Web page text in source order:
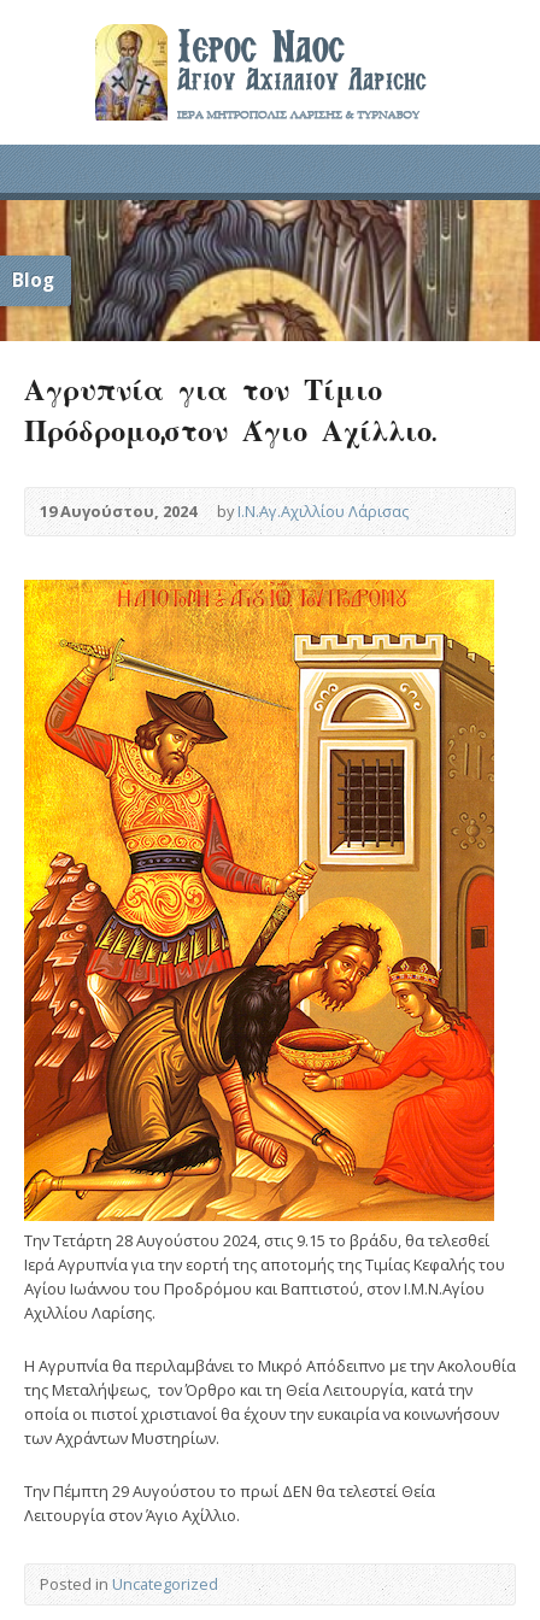
Blog
Αγρυπνία για τον Τίμιο
Πρόδρομο,στον Άγιο Αχίλλιο.
19 Αυγούστου, 2024 byΙ.Ν.Αγ.Αχιλλίου Λάρισας
Την Τετάρτη 28 Αυγούστου 2024, στις 9.15 το βράδυ, θα τελεσθεί
Ιερά Αγρυπνία για την εορτή της αποτομής της Τιμίας Κεφαλής του
Αγίου Ιωάννου του Προδρόμου και Βαπτιστού, στον Ι.Μ.Ν.Αγίου
Αχιλλίου Λαρίσης.
Η Αγρυπνία θα περιλαμβάνει το Μικρό Απόδειπνο με την Ακολουθία
της Μεταλήψεως, τον Όρθρο και τη Θεία Λειτουργία, κατά την
οποία οι πιστοί χριστιανοί θα έχουν την ευκαιρία να κοινωνήσουν
των Αχράντων Μυστηρίων.
Την Πέμπτη 29 Αυγούστου το πρωί ΔΕΝ θα τελεστεί Θεία
Λειτουργία στον Άγιο Αχίλλιο.
Posted in Uncategorized